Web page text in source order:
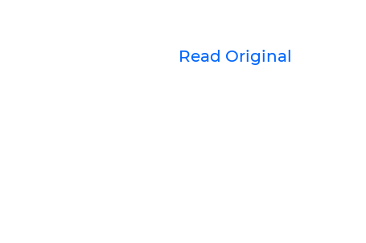
Read Original